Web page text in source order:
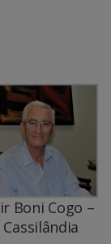
Boni Cogo –
Cassilândia